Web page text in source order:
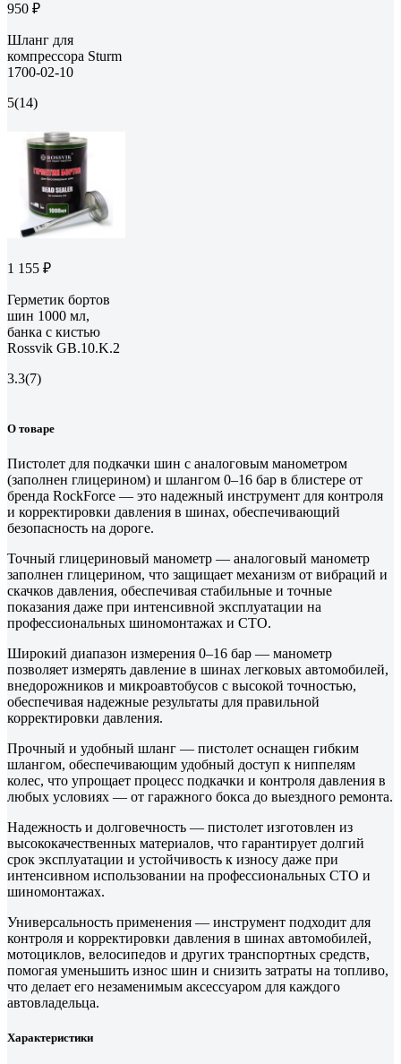
950 ₽
Шланг для
компрессора Sturm
1700-02-10
5(14)
1 155 ₽
Герметик бортов
шин 1000 мл,
банка с кистью
Rossvik GB.10.K.2
3.3(7)
О товаре
Пистолет для подкачки шин с аналоговым манометром
(заполнен глицерином) и шлангом 0–16 бар в блистере от
бренда RockForce — это надежный инструмент для контроля
и корректировки давления в шинах, обеспечивающий
безопасность на дороге.
Точный глицериновый манометр — аналоговый манометр
заполнен глицерином, что защищает механизм от вибраций и
скачков давления, обеспечивая стабильные и точные
показания даже при интенсивной эксплуатации на
профессиональных шиномонтажах и СТО.
Широкий диапазон измерения 0–16 бар — манометр
позволяет измерять давление в шинах легковых автомобилей,
внедорожников и микроавтобусов с высокой точностью,
обеспечивая надежные результаты для правильной
корректировки давления.
Прочный и удобный шланг — пистолет оснащен гибким
шлангом, обеспечивающим удобный доступ к ниппелям
колес, что упрощает процесс подкачки и контроля давления в
любых условиях — от гаражного бокса до выездного ремонта.
Надежность и долговечность — пистолет изготовлен из
высококачественных материалов, что гарантирует долгий
срок эксплуатации и устойчивость к износу даже при
интенсивном использовании на профессиональных СТО и
шиномонтажах.
Универсальность применения — инструмент подходит для
контроля и корректировки давления в шинах автомобилей,
мотоциклов, велосипедов и других транспортных средств,
помогая уменьшить износ шин и снизить затраты на топливо,
что делает его незаменимым аксессуаром для каждого
автовладельца.
Характеристики